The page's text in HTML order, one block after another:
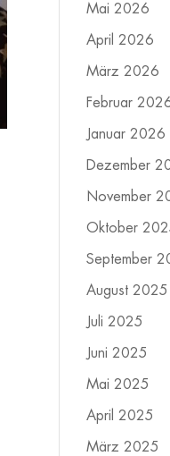
Mai 2026
April 2026
März 2026
Februar
Januar 2026
Dezember
November
Oktober
September
August 2025
Juli 2025
Juni 2025
Mai 2025
April 2025
März 2025